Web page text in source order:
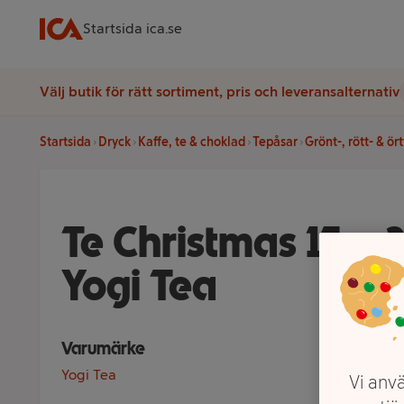
Startsida ica.se
Välj butik för rätt sortiment, pris och leveransalternativ
Startsida Dryck Kaffe, te & choklad Tepåsar Grönt-, rött- &
Te Christmas 17-p
Yogi Tea
Varumärke
Yogi Tea
Vi